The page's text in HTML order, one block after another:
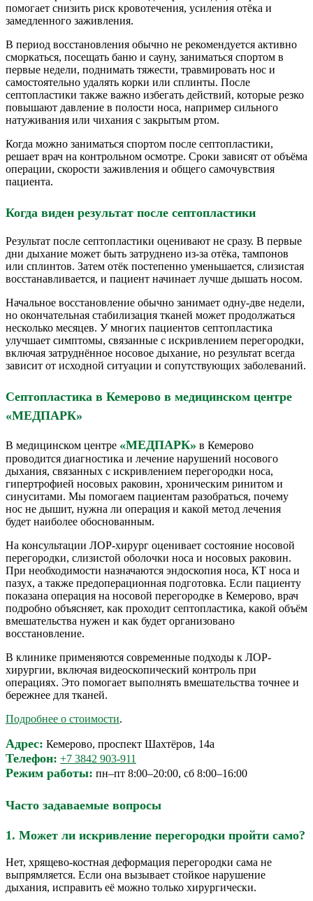
помогает снизить риск кровотечения, усиления отёка и
замедленного заживления.
В период восстановления обычно не рекомендуется активно
сморкаться, посещать баню и сауну, заниматься спортом в
первые недели, поднимать тяжести, травмировать нос и
самостоятельно удалять корки или сплинты. После
септопластики также важно избегать действий, которые резко
повышают давление в полости носа, например сильного
натуживания или чихания с закрытым ртом.
Когда можно заниматься спортом после септопластики,
решает врач на контрольном осмотре. Сроки зависят от объёма
операции, скорости заживления и общего самочувствия
пациента.
Когда виден результат после септопластики
Результат после септопластики оценивают не сразу. В первые
дни дыхание может быть затруднено из-за отёка, тампонов
или сплинтов. Затем отёк постепенно уменьшается, слизистая
восстанавливается, и пациент начинает лучше дышать носом.
Начальное восстановление обычно занимает одну-две недели,
но окончательная стабилизация тканей может продолжаться
несколько месяцев. У многих пациентов септопластика
улучшает симптомы, связанные с искривлением перегородки,
включая затруднённое носовое дыхание, но результат всегда
зависит от исходной ситуации и сопутствующих заболеваний.
Септопластика в Кемерово в медицинском центре
«МЕДПАРК»
В медицинском центре «МЕДПАРК» в Кемерово
проводится диагностика и лечение нарушений носового
дыхания, связанных с искривлением перегородки носа,
гипертрофией носовых раковин, хроническим ринитом и
синуситами. Мы помогаем пациентам разобраться, почему
нос не дышит, нужна ли операция и какой метод лечения
будет наиболее обоснованным.
На консультации ЛОР-хирург оценивает состояние носовой
перегородки, слизистой оболочки носа и носовых раковин.
При необходимости назначаются эндоскопия носа, КТ носа и
пазух, а также предоперационная подготовка. Если пациенту
показана операция на носовой перегородке в Кемерово, врач
подробно объясняет, как проходит септопластика, какой объём
вмешательства нужен и как будет организовано
восстановление.
В клинике применяются современные подходы к ЛОР-
хирургии, включая видеоскопический контроль при
операциях. Это помогает выполнять вмешательства точнее и
бережнее для тканей.
Подробнее о стоимости.
Адрес: Кемерово, проспект Шахтёров, 14а
Телефон: +7 3842 903-911
Режим работы: пн–пт 8:00–20:00, сб 8:00–16:00
Часто задаваемые вопросы
1. Может ли искривление перегородки пройти само?
Нет, хрящево-костная деформация перегородки сама не
выпрямляется. Если она вызывает стойкое нарушение
дыхания, исправить её можно только хирургически.